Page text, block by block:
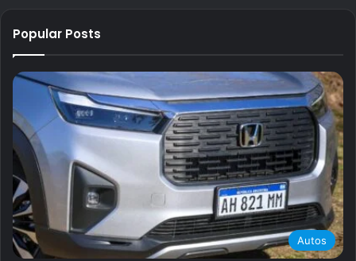
Popular Posts
Autos